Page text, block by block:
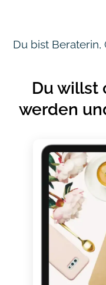
Du bist
Du willst
werden